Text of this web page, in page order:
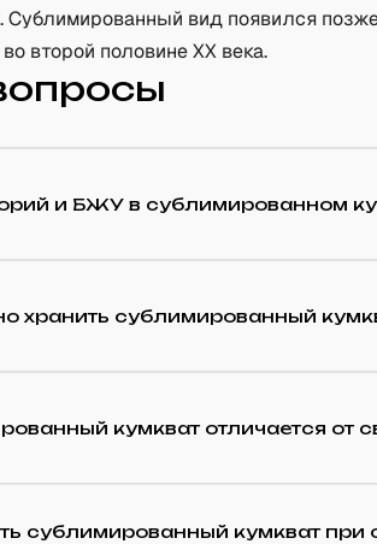
вид появился
второй половине XX века.
и БЖУ в сублимированном
хранить сублимированный
кумкват отличается от
сублимированный кумкват при